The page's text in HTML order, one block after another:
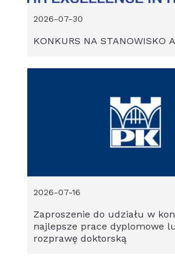
KONKURS NA STANOWISKO
2026-07-30
Zaproszenie do udziału w
najlepsze prace dyplomowe
rozprawę doktorską
2026-07-16